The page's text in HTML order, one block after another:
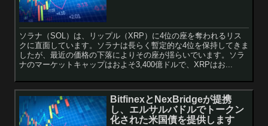
ソラナ（SOL）は、リップル（XRP）に4位の座を奪われるリス
クに直面しています。ソラナは長らく暫定的な4位を保持してきま
したが、最近の価格の下落によりその座が揺らいでいます。ソラ
ナのマーケットキャップはおよそ3,400億ドルで、XRPはお...
BitfinexとNexBridgeが提携
し、エルサルバドルでトークン
化された米国債を提供します